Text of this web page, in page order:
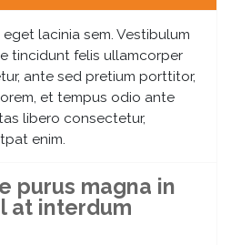
lacinia sem. Vestibulum
tincidunt felis ullamcorper
ante sed pretium porttitor,
et tempus odio ante
libero consectetur,
enim.
purus magna in
at interdum